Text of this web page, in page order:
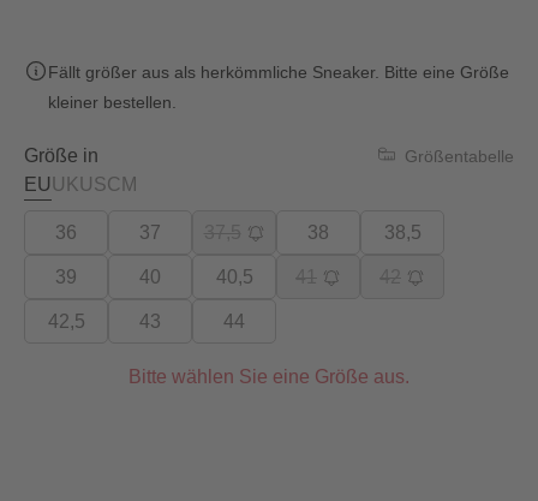
Fällt größer aus als herkömmliche Sneaker. Bitte eine Größe
kleiner bestellen.
Größe in
EUUKUSCM
Größentabelle
36 37 38 38,5
39 40 40,5
42,5 43 44
Bitte wählen Sie eine Größe aus.